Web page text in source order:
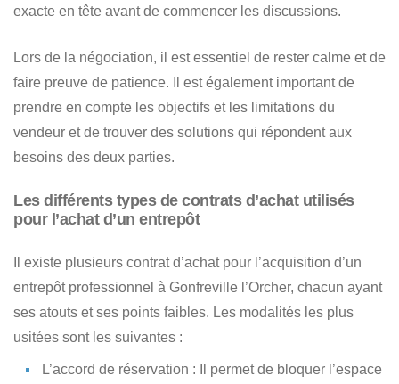
exacte en tête avant de commencer les discussions.
Lors de la négociation, il est essentiel de rester calme et de
faire preuve de patience. Il est également important de
prendre en compte les objectifs et les limitations du
vendeur et de trouver des solutions qui répondent aux
besoins des deux parties.
Les différents types de contrats d’achat utilisés
pour l’achat d’un entrepôt
Il existe plusieurs contrat d’achat pour l’acquisition d’un
entrepôt professionnel à Gonfreville l’Orcher, chacun ayant
ses atouts et ses points faibles. Les modalités les plus
usitées sont les suivantes :
L’accord de réservation : Il permet de bloquer l’espace